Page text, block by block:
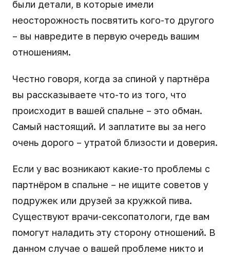
были детали, в которые имели
неосторожность посвятить кого-то другого
– вы навредите в первую очередь вашим
отношениям.
Честно говоря, когда за спиной у партнёра
вы рассказываете что-то из того, что
происходит в вашей спальне – это обман.
Самый настоящий. И заплатите вы за него
очень дорого – утратой близости и доверия.
Если у вас возникают какие-то проблемы с
партнёром в спальне – не ищите советов у
подружек или друзей за кружкой пива.
Существуют врачи-сексопатологи, где вам
помогут наладить эту сторону отношений. В
данном случае о вашей проблеме никто и